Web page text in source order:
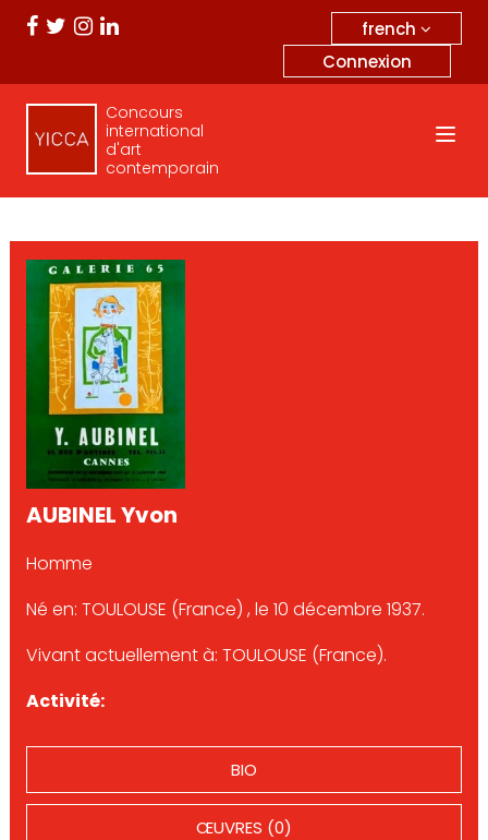
french
Connexion
Concours
international
d'art
contemporain
AUBINEL Yvon
Homme
Né en: TOULOUSE (France) , le 10 décembre 1937.
Vivant actuellement à: TOULOUSE (France).
Activité:
BIO
ŒUVRES (0)